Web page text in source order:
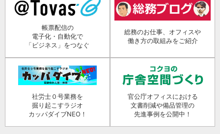
帳票配信の
電子化・自動化で
「ビジネス」をつなぐ
総務のお仕事、オフィスや
働き方の取組みをご紹介
社労士０号業務を
掘り起こすラジオ
カッパダイブNEO！
官公庁オフィスにおける
文書削減や備品管理の
先進事例を公開中！